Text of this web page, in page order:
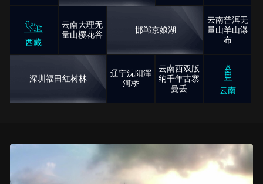
云南
西藏
邯郸京娘湖
深圳福田红树林
云南大理无
量山樱花谷
云南普洱无
量山羊山瀑
布
辽宁沈阳浑
河桥
云南西双版
纳千年古寨
曼丢